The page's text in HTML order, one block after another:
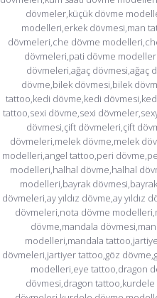
dövmeler,küçük dövme
modelleri,erkek dövmesi,man
dövmeleri,che dövme
dövmeleri,pati dövme
dövmeleri,ağaç
dövme,bilek dövmesi,bilek
tattoo,kedi dövme,kedi
tattoo,sexi dövme,sexi
dövmesi,çift dövmeleri,çift
dövmeleri,melek dövme,melek
modelleri,angel tattoo,peri
modelleri,halhal dövme,halhal
modelleri,bayrak
dövmeleri,ay yıldız dövme,ay
dövmeleri,nota dövme
dövme,mandala
modelleri,mandala
dövmeleri,jartiyer tattoo,göz
modelleri,eye tattoo,dragon
dövmesi,dragon